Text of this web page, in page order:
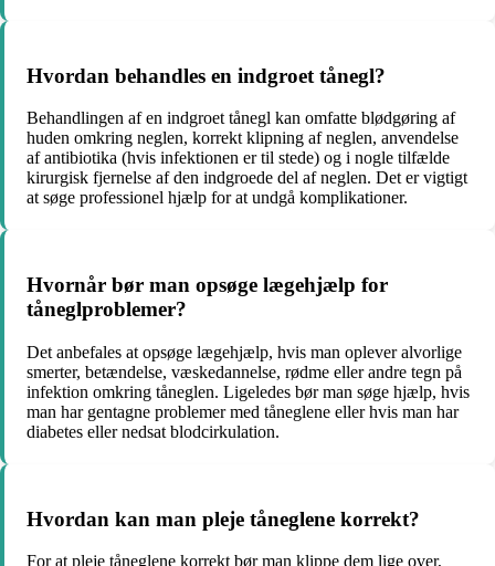
Hvordan behandles en indgroet tånegl?
Behandlingen af en indgroet tånegl kan omfatte blødgøring af
huden omkring neglen, korrekt klipning af neglen, anvendelse
af antibiotika (hvis infektionen er til stede) og i nogle tilfælde
kirurgisk fjernelse af den indgroede del af neglen. Det er vigtigt
at søge professionel hjælp for at undgå komplikationer.
Hvornår bør man opsøge lægehjælp for
tåneglproblemer?
Det anbefales at opsøge lægehjælp, hvis man oplever alvorlige
smerter, betændelse, væskedannelse, rødme eller andre tegn på
infektion omkring tåneglen. Ligeledes bør man søge hjælp, hvis
man har gentagne problemer med tåneglene eller hvis man har
diabetes eller nedsat blodcirkulation.
Hvordan kan man pleje tåneglene korrekt?
For at pleje tåneglene korrekt bør man klippe dem lige over,